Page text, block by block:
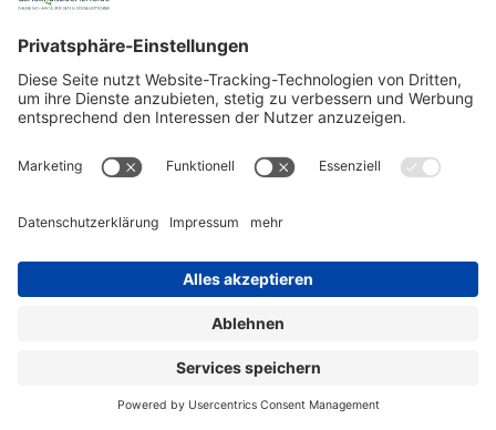
Flamea Beschlagset 7-603, für 1flg.
Duschtür mit Festeil
406,81 €